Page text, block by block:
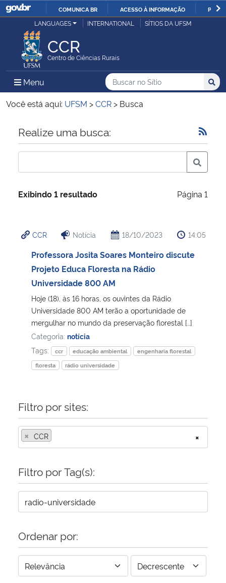
IR
COMUNICA BR ACESSO À INFORMAÇÃO
Ministério da Justiça e Segurança Pública
Ministério da Defesa
Ministério das Relações Exteriores
Ministério da Economia
Ministério da Infraestrutura
Ministério da Cidadania
Ministério de Minas e Energia
Ministério da Ciência, Tecnologia, Inovações e Comunicações
Ministério do Meio Ambiente
Ministério do Turismo
Ministério da Mulher, da Família e dos Direitos Humanos
Secretaria-Geral
Secretaria de Governo
Advocacia-Geral da União
LANGUAGES INTERNATIONAL SÍTIOS DA UFSM
CCR
Centro de Ciências Rurais
Menu Menu Principal do Sítio
Busca
Buscar no no Sítio
Busca:
Você está aqui: UFSM >CCR > Busca
Início do conteúdo
Realize uma busca:
Exibindo 1 resultado Página 1
CCR Notícia 18/10/2023 14:05
Professora Josita Soares Monteiro discute
Projeto Educa Floresta na Rádio
Universidade 800 AM
Hoje (18), às 16 horas, os ouvintes da Rádio
Universidade 800 AM terão a oportunidade de
mergulhar no mundo da preservação florestal […]
Categoria: notícia
Tags:
ccr educação ambiental
engenharia florestal
floresta
rádio universidade
Filtro por sites:
×
× CCR
Filtro por Tag(s):
Ordenar por: